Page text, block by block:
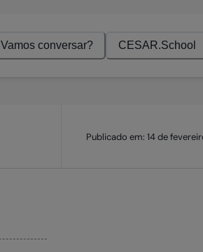
Vamos conversar? CESAR.School
Publicado em: 14 de